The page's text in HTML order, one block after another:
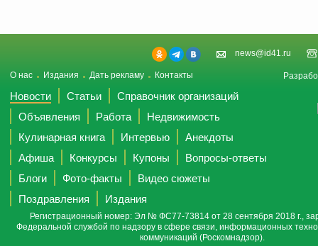
news@id41.ru
О нас Издания Дать рекламу Контакты
Новости Статьи
Справочник организаций
Объявления
Работа
Недвижимость
Кулинарная книга
Интервью
Анекдоты
Афиша
Конкурсы Купоны
Вопросы-ответы
Блоги
Фото-факты
Видео сюжеты
Поздравления
Издания
Регистрационный номер: Эл № ФС77-73814 от 28 сентября 2018 г.,
Федеральной службой по надзору в сфере связи, информационных
коммуникаций (Роскомнадзор).